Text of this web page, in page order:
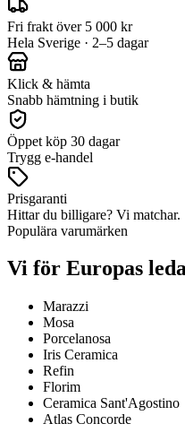
Fri frakt över 5 000 kr
Hela Sverige · 2–5 dagar
Klick & hämta
Snabb hämtning i butik
Öppet köp 30 dagar
Trygg e-handel
Prisgaranti
Hittar du billigare? Vi matchar.
Populära varumärken
Vi för Europas
Marazzi
Mosa
Porcelanosa
Iris Ceramica
Refin
Florim
Ceramica Sant'Agostino
Atlas Concorde